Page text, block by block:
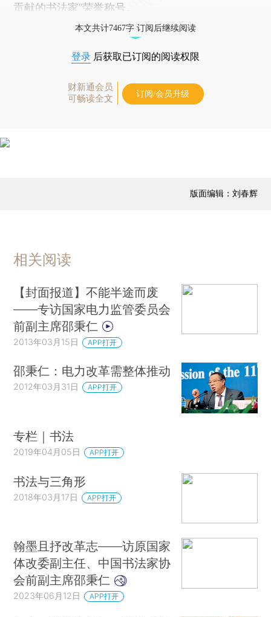
贡献的书法家”荣誉称号。
本文共计7467字 订阅后继续阅读
登录 后获取已订阅的阅读权限
财新通会员
可畅读全文
订阅/会员升级
版面编辑：刘春辉
相关阅读
【封面报道】不能半途而废
——专访国家电力监管委员会
前副主席邵秉仁
2013年03月15日 APP打开
邵秉仁：电力改革需整体推动
2012年03月31日 APP打开
专栏｜书法
2019年04月05日 APP打开
书法与三角形
2018年03月17日 APP打开
翰墨且抒改革志——访原国家
体改委副主任、中国书法家协
会前副主席邵秉仁
2023年06月12日 APP打开